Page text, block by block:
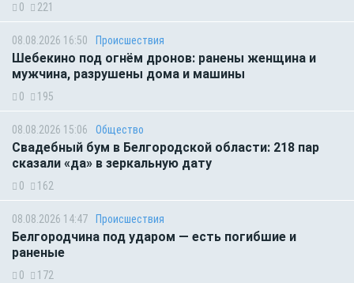
0 221
08.08.2026 16:50 Происшествия
Шебекино под огнём дронов: ранены женщина и
мужчина, разрушены дома и машины
0 195
08.08.2026 15:06 Общество
Свадебный бум в Белгородской области: 218 пар
сказали «да» в зеркальную дату
0 162
08.08.2026 14:47 Происшествия
Белгородчина под ударом — есть погибшие и
раненые
0 172